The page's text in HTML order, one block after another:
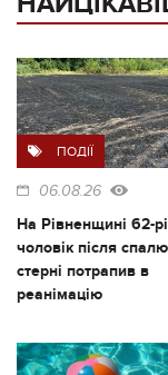
ПОДІЇ
06.08.26
На Рівненщині 62-
чоловік після
стерні потрапив в
реанімацію